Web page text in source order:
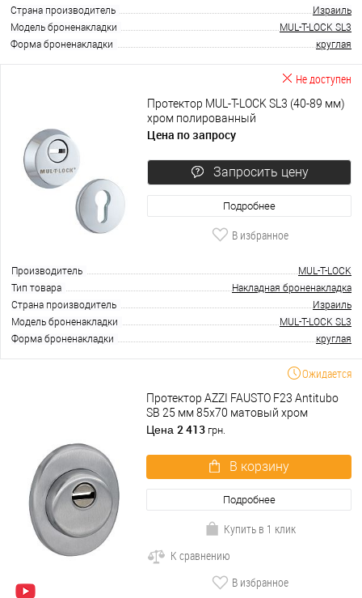
Страна производитель
Израиль
Модель броненакладки
MUL-T-LOCK SL3
Форма броненакладки
круглая
Не доступен
Протектор MUL-T-LOCK SL3 (40-89 мм)
хром полированный
Цена по запросу
Запросить цену
Подробнее
В избранное
Производитель
MUL-T-LOCK
Тип товара
Накладная броненакладка
Страна производитель
Израиль
Модель броненакладки
MUL-T-LOCK SL3
Форма броненакладки
круглая
Ожидается
Протектор AZZI FAUSTO F23 Antitubo
SB 25 мм 85х70 матовый хром
Цена 2 413 грн.
В корзину
Подробнее
Купить в 1 клик
К сравнению
В избранное